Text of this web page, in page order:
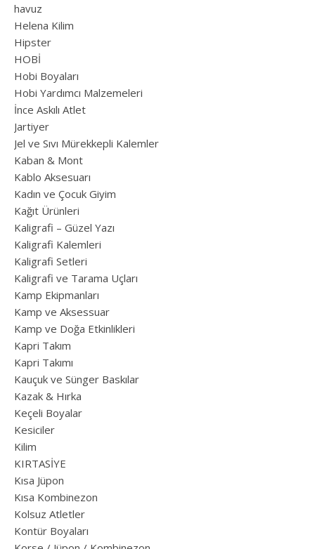
havuz
Helena Kilim
Hipster
HOBİ
Hobi Boyaları
Hobi Yardımcı Malzemeleri
İnce Askılı Atlet
Jartiyer
Jel ve Sıvı Mürekkepli Kalemler
Kaban & Mont
Kablo Aksesuarı
Kadın ve Çocuk Giyim
Kağıt Ürünleri
Kaligrafi – Güzel Yazı
Kaligrafi Kalemleri
Kaligrafi Setleri
Kaligrafi ve Tarama Uçları
Kamp Ekipmanları
Kamp ve Aksessuar
Kamp ve Doğa Etkinlikleri
Kapri Takım
Kapri Takımı
Kauçuk ve Sünger Baskılar
Kazak & Hırka
Keçeli Boyalar
Kesiciler
Kilim
KIRTASİYE
Kısa Jüpon
Kısa Kombinezon
Kolsuz Atletler
Kontür Boyaları